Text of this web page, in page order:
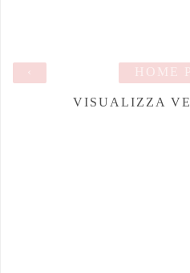
HOME
VISUALIZZA